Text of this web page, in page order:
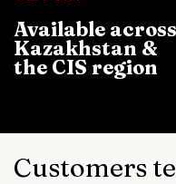
Available across
Kazakhstan &
the CIS region
Customers